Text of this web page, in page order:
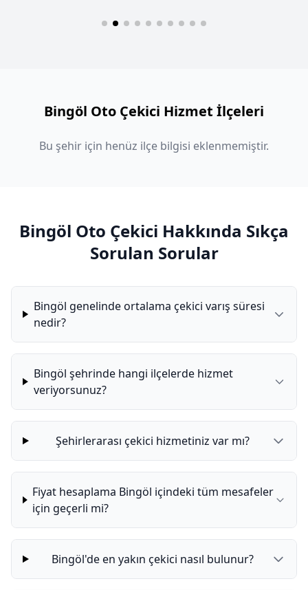
Bingöl Oto Çekici Hizmet İlçeleri
Bu şehir için henüz ilçe bilgisi eklenmemiştir.
Bingöl Oto Çekici Hakkında Sıkça
Sorulan Sorular
Bingöl genelinde ortalama çekici varış süresi
nedir?
Bingöl şehrinde hangi ilçelerde hizmet
veriyorsunuz?
Şehirlerarası çekici hizmetiniz var mı?
Fiyat hesaplama Bingöl içindeki tüm mesafeler
için geçerli mi?
Bingöl'de en yakın çekici nasıl bulunur?